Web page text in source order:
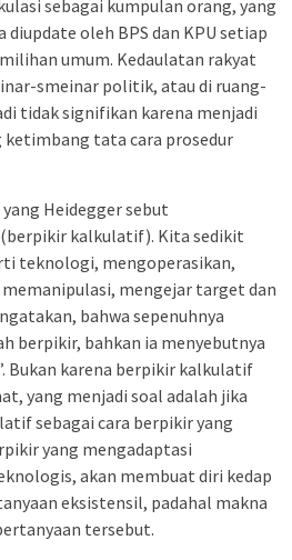
sebagai kumpulan orang, yang
oleh BPS dan KPU setiap
umum. Kedaulatan rakyat
smeinar politik, atau di ruang-
tidak signifikan karena menjadi
tata cara prosedur
Heidegger sebut
(berpikir kalkulatif). Kita sedikit
teknologi, mengoperasikan,
mengejar target dan
bahwa sepenuhnya
berpikir, bahkan ia menyebutnya
Bukan karena berpikir kalkulatif
yang menjadi soal adalah jika
sebagai cara berpikir yang
yang mengadaptasi
akan membuat diri kedap
eksistensil, padahal makna
tersebut.